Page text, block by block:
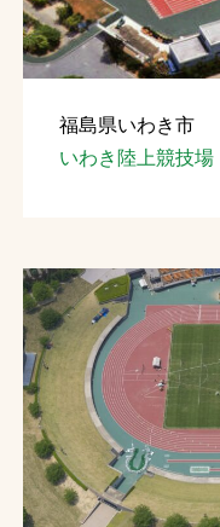
福島県いわき市
いわき陸上競技場